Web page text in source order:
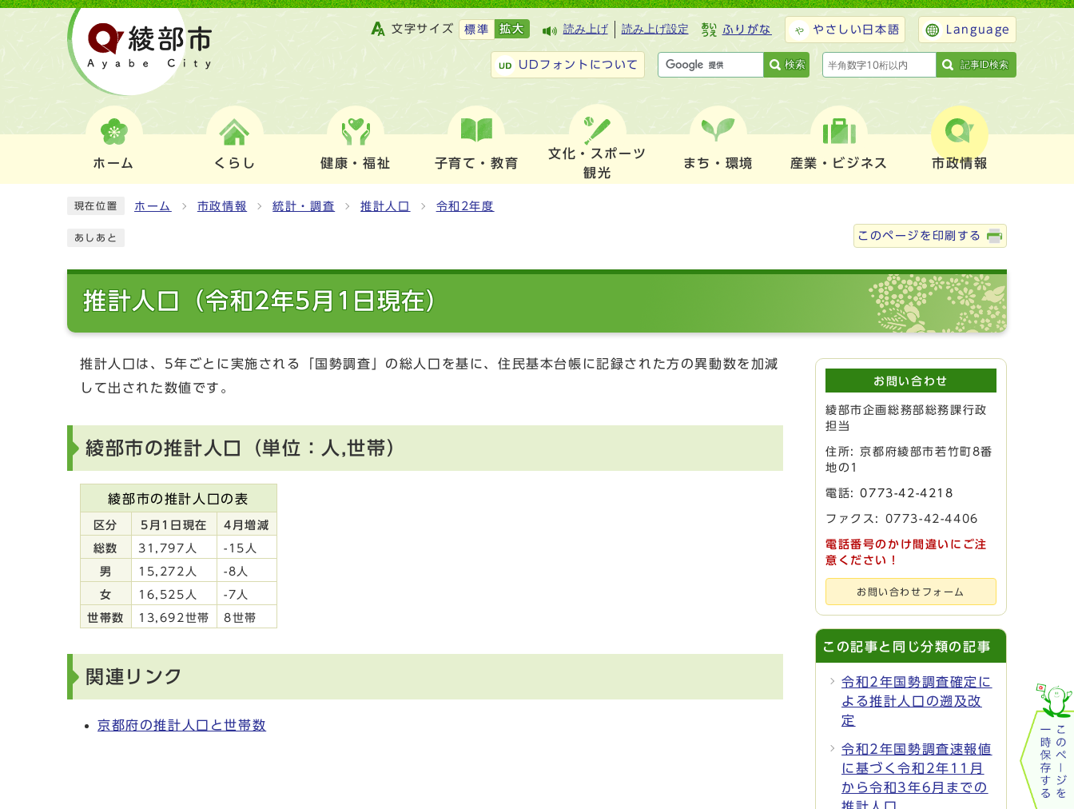
文字サイズ 標準 拡大 読み上げ 読み上げ設定 ふりがな やさしい日本語 Language
UDフォントについて 検索 記事ID検索
ホーム くらし 健康・福祉 子育て・教育
文化・スポーツ
観光
まち・環境 産業・ビジネス 市政情報
現在位置 ホーム 市政情報 統計・調査 推計人口 令和2年度
あしあと このページを印刷する
推計人口（令和2年5月1日現在）
推計人口は、5年ごとに実施される「国勢調査」の総人口を基に、住民基本台帳に記録された方の異動数を加減
して出された数値です。
綾部市の推計人口（単位：人,世帯）
綾部市の推計人口の表
区分 5月1日現在 4月増減
総数 31,797人 -15人
男 15,272人 -8人
女 16,525人 -7人
世帯数 13,692世帯 8世帯
関連リンク
京都府の推計人口と世帯数
お問い合わせ
綾部市企画総務部総務課行政
担当
住所: 京都府綾部市若竹町8番
地の1
電話:0773-42-4218
ファクス: 0773-42-4406
電話番号のかけ間違いにご注
意ください！
お問い合わせフォーム
この記事と同じ分類の記事
令和2年国勢調査確定に
よる推計人口の遡及改
定
令和2年国勢調査速報値
に基づく令和2年11月
から令和3年6月までの